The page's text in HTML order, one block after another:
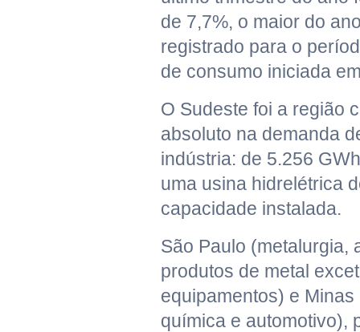
de 7,7%, o maior do
registrado para o
de consumo iniciada
O Sudeste foi a região
absoluto na demanda
indústria: de 5.256
uma usina hidrelétrica
capacidade instalada.
São Paulo (metalurgia,
produtos de metal
equipamentos) e
química e automotivo),